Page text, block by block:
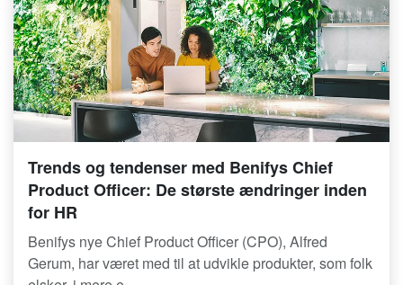
Trends og tendenser med Benifys Chief
Product Officer: De største ændringer inden
for HR
Benifys nye Chief Product Officer (CPO), Alfred
Gerum, har været med til at udvikle produkter, som folk